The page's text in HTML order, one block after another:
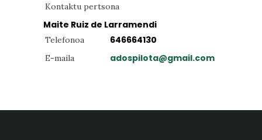
Kontaktu pertsona
Maite Ruiz de Larramendi
Telefonoa 646664130
E-maila adospilota@gmail.com